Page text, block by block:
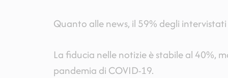
Quanto alle news, il 59% degli
La fiducia nelle notizie è stabile al 40%,
pandemia di COVID-19.